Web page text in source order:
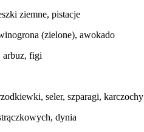
ziemne, pistacje
(zielone), awokado
arbuz, figi
seler, szparagi, karczochy
dynia